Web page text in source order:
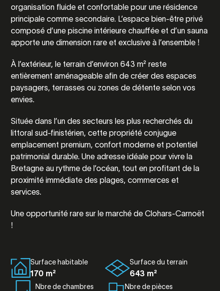
organisation fluide et confortable pour une résidence
principale comme secondaire. L’espace bien-être privé
composé d’une piscine intérieure chauffée et d’un sauna
apporte une dimension rare et exclusive à l’ensemble !
À l’extérieur, le terrain d’environ 643 m² reste
entièrement aménageable afin de créer des espaces
paysagers, terrasses ou zones de détente selon vos
envies.
Située dans l’un des secteurs les plus recherchés du
littoral sud-finistérien, cette propriété conjugue
emplacement premium, confort moderne et potentiel
patrimonial durable. Une adresse idéale pour vivre la
Bretagne au rythme de l’océan, tout en profitant de la
proximité immédiate des plages, commerces et
services.
Une opportunité rare sur le marché deClohars-Carnoët
!
Surface habitable
170 m²
Surface du terrain
643 m²
Nbre de chambres Nbre de pièces